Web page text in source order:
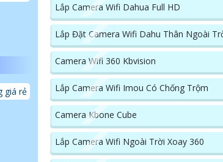
giá rẻ
Lắp Camera Wifi Dahua Full HD
Lắp Đặt Camera Wifi Dahu Thân Ngoài
Camera Wifi 360 Kbvision
Lắp Camera Wifi Imou Có Chống Trộm
Camera Kbone Cube
Lắp Camera Wifi Ngoài Trời Xoay 360